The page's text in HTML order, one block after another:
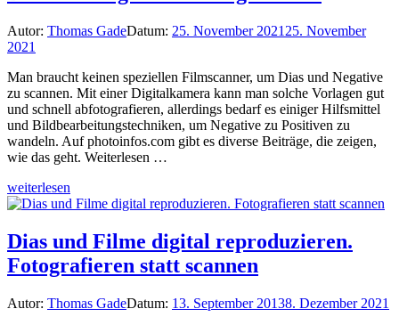
Autor: Thomas GadeDatum: 25. November 2021 25. November
2021
Man braucht keinen speziellen Filmscanner, um Dias und Negative
zu scannen. Mit einer Digitalkamera kann man solche Vorlagen gut
und schnell abfotografieren, allerdings bedarf es einiger Hilfsmittel
und Bildbearbeitungstechniken, um Negative zu Positiven zu
wandeln. Auf photoinfos.com gibt es diverse Beiträge, die zeigen,
wie das geht. Weiterlesen …
weiterlesen
Dias und Filme digital reproduzieren.
Fotografieren statt scannen
Autor: Thomas GadeDatum: 13. September 20138. Dezember 2021